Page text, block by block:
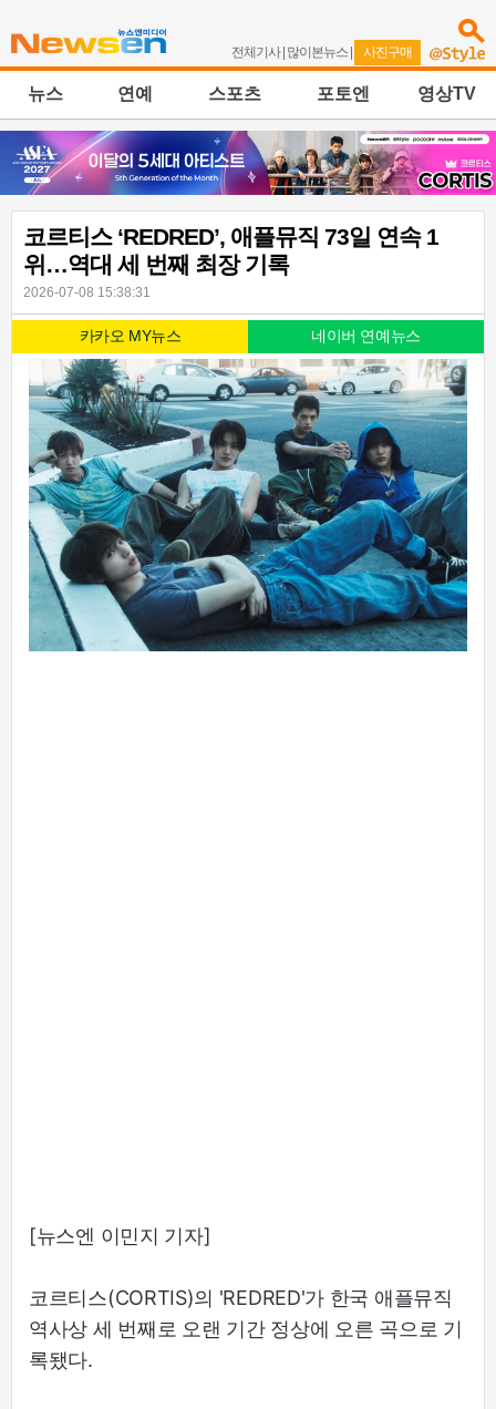
전체기사| 많이본뉴스 | 사진구매
뉴스 연예 스포츠 포토엔 영상TV
코르티스 ‘REDRED’, 애플뮤직 73일 연속 1
위…역대 세 번째 최장 기록
2026-07-08 15:38:31
카카오 MY뉴스 네이버 연예뉴스
[뉴스엔 이민지 기자]
코르티스(CORTIS)의 'REDRED'가 한국 애플뮤직
역사상 세 번째로 오랜 기간 정상에 오른 곡으로 기
록됐다.